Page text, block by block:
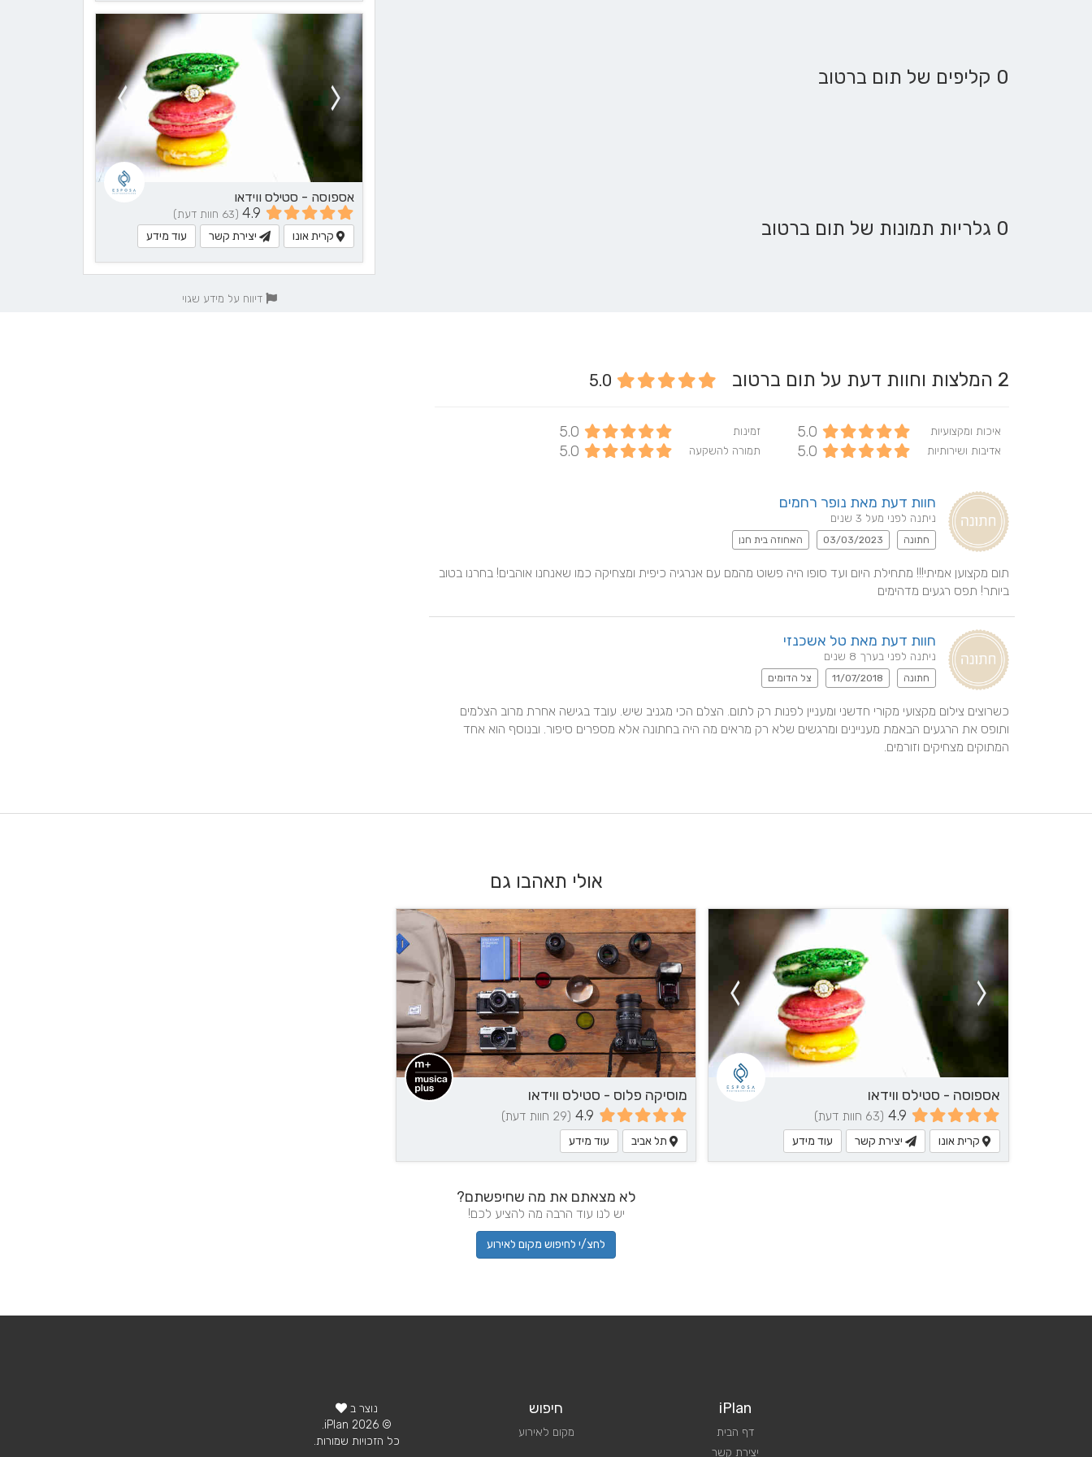
אספוסה - סטילס ווידאו
4.9 (63 חוות דעת)
קרית אונו יצירת קשר עוד מידע
דיווח על מידע שגוי
0 קליפים של תום ברטוב
0 גלריות תמונות של תום ברטוב
2 המלצות וחוות דעת על תום ברטוב 5.0
איכות ומקצועיות 5.0 זמינות 5.0
אדיבות ושירותיות 5.0 תמורה להשקעה 5.0
חוות דעת מאת נופר רחמים
ניתנה לפני מעל 3 שנים
חתונה 03/03/2023 האחוזה בית חנן
ביותר! תפס רגעים מדהימים
חוות דעת מאת טל אשכנזי
ניתנה לפני בערך 8 שנים
חתונה 11/07/2018 צל הדומים
המתוקים מצחיקים וזורמים.
אולי תאהבו גם
אספוסה - סטילס ווידאו
4.9 (63 חוות דעת)
קרית אונו יצירת קשר עוד מידע
מוסיקה פלוס - סטילס ווידאו
4.9 (29 חוות דעת)
תל אביב עוד מידע
לא מצאתם את מה שחיפשתם?
יש לנו עוד הרבה מה להציע לכם!
לחצ/י לחיפוש מקום לאירוע
iPlan
דף הבית
יצירת קשר
חיפוש
מקום לאירוע
נוצר ב
© 2026 iPlan.
כל הזכויות שמורות.